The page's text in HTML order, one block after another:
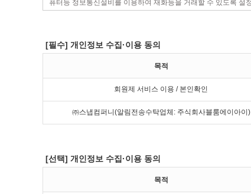
[필수] 개인정보 수집·이용 동의
목적
회원제 서비스 이용 / 본인확인
㈜스냅컴퍼니(알림전송수탁업체: 주식회사블룸에이아이)
[선택] 개인정보 수집·이용 동의
목적